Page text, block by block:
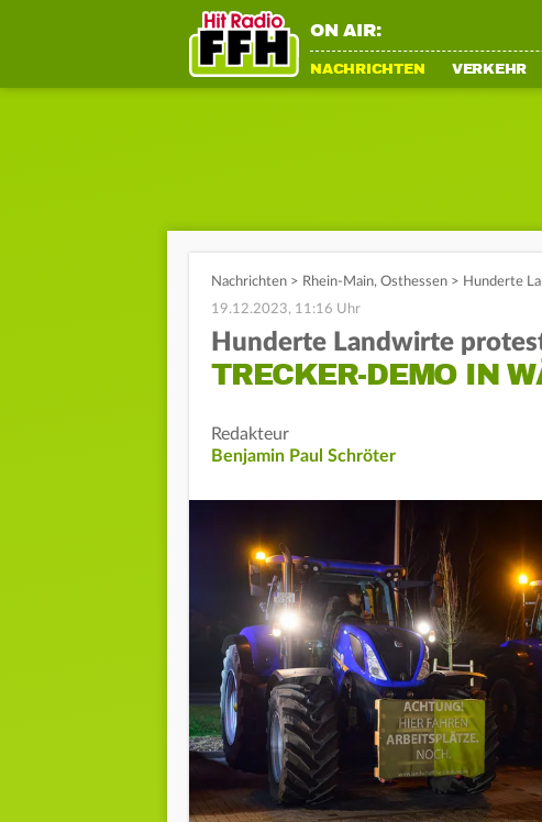
ON AIR:
NACHRICHTEN VERKEHR
Nachrichten > Rhein-Main, Osthessen > Hunderte
19.12.2023, 11:16 Uhr
Hunderte Landwirte
TRECKER-DEMO IN
Redakteur
Benjamin Paul Schröter